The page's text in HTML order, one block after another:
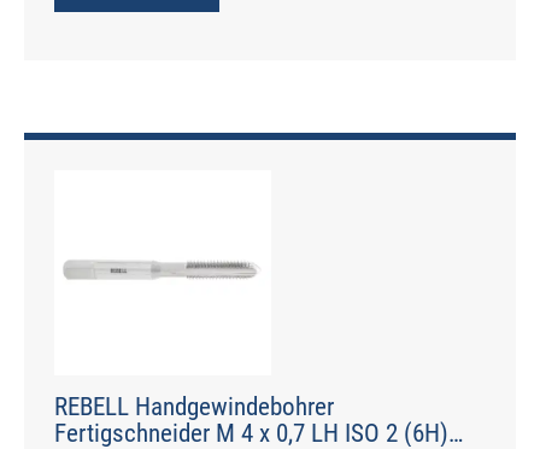
REBELL Handgewindebohrer
Fertigschneider M 4 x 0,7 LH ISO 2 (6H)